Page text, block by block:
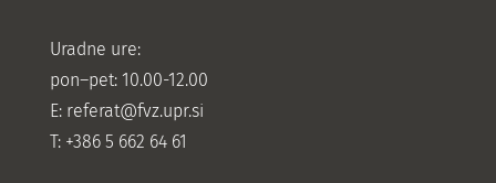
Uradne ure:
pon–pet: 10.00-12.00
E: referat@fvz.upr.si
T: +386 5 662 64 61